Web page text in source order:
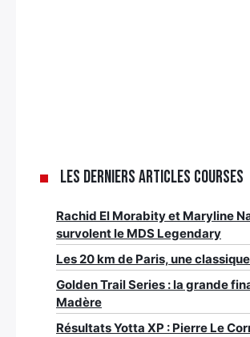
Les derniers articles Courses
Rachid El Morabity et Maryline
survolent le MDS Legendary
Les 20 km de Paris, une
Golden Trail Series : la grande
Madère
Résultats Yotta XP : Pierre Le